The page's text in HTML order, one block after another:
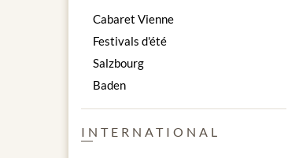
Cabaret Vienne
Festivals d'été
Salzbourg
Baden
INTERNATIONAL